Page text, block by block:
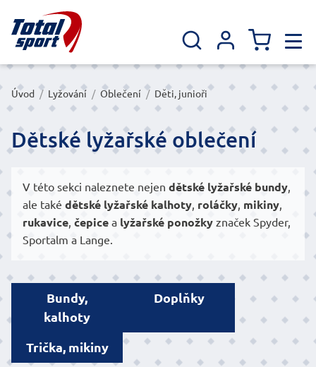
Úvod / Lyžování / Oblečení / Děti, junioři
Dětské lyžařské oblečení
V této sekci naleznete nejen dětské lyžařské bundy,
ale také dětské lyžařské kalhoty, roláčky, mikiny,
rukavice, čepice a lyžařské ponožky značek Spyder,
Sportalm a Lange.
Bundy,
kalhoty
Doplňky
Trička, mikiny